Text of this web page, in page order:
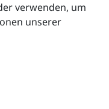
verwenden, um
unserer